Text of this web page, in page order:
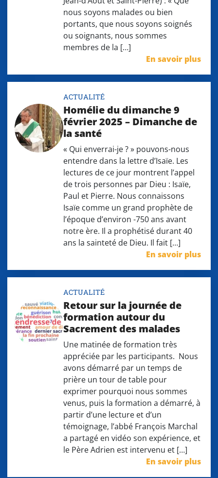
nous soyons malades ou bien
portants, que nous soyons soignés
ou soignants, nous sommes
membres de la […]
En savoir plus
ACTUALITÉ
Homélie du dimanche 9
février 2025 – Dimanche de
la santé
« Qui enverrai-je ? » pouvons-nous
entendre dans la lettre d’Isaïe. Les
lectures de ce jour montrent l’appel
de trois personnes par Dieu : Isaïe,
Paul et Pierre. Nous connaissons
Isaïe comme un grand prophète de
l’époque d’environ -750 ans avant
notre ère. Il a prophétisé durant 40
ans la sainteté de Dieu. Il fait […]
En savoir plus
ACTUALITÉ
Retour sur la journée de
formation autour du
Sacrement des malades
Une matinée de formation très
appréciée par les participants. Nous
avons démarré par un temps de
prière un tour de table pour
exprimer pourquoi nous sommes
venus, puis la formation a démarré, à
partir d’une lecture et d’un
témoignage, l’abbé François Marchal
a partagé en vidéo son expérience, et
le Père Adrien est intervenu et […]
En savoir plus